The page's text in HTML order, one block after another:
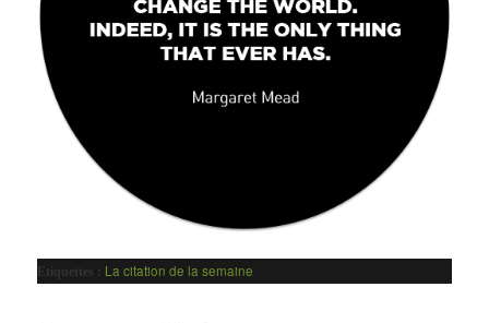
Etiquettes : La citation de la semaine